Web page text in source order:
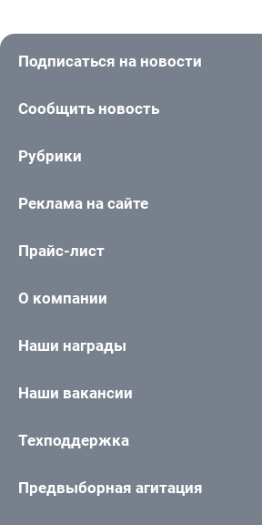
Подписаться на новости
Сообщить новость
Рубрики
Реклама на сайте
Прайс-лист
О компании
Наши награды
Наши вакансии
Техподдержка
Предвыборная агитация